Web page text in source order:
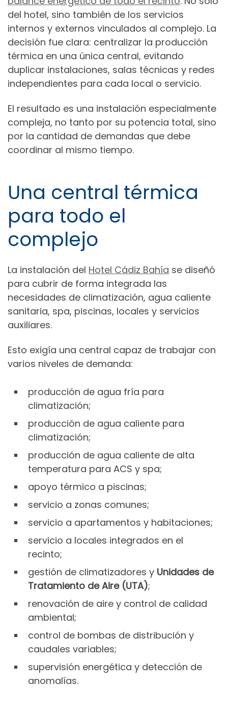
del hotel, sino también de los servicios
internos y externos vinculados al complejo. La
decisión fue clara: centralizar la producción
térmica en una única central, evitando
duplicar instalaciones, salas técnicas y redes
independientes para cada local o servicio.
El resultado es una instalación especialmente
compleja, no tanto por su potencia total, sino
por la cantidad de demandas que debe
coordinar al mismo tiempo.
Una central térmica
para todo el
complejo
La instalación del Hotel Cádiz Bahía se diseñó
para cubrir de forma integrada las
necesidades de climatización, agua caliente
sanitaria, spa, piscinas, locales y servicios
auxiliares.
Esto exigía una central capaz de trabajar con
varios niveles de demanda:
producción de agua fría para
climatización;
producción de agua caliente para
climatización;
producción de agua caliente de alta
temperatura para ACS y spa;
apoyo térmico a piscinas;
servicio a zonas comunes;
servicio a apartamentos y habitaciones;
servicio a locales integrados en el
recinto;
gestión de climatizadores y Unidades de
Tratamiento de Aire (UTA);
renovación de aire y control de calidad
ambiental;
control de bombas de distribución y
caudales variables;
supervisión energética y detección de
anomalías.